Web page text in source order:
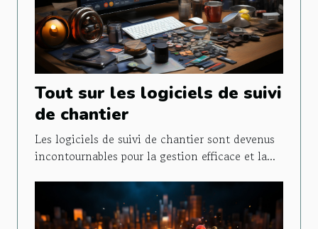
Tout sur les logiciels de suivi
de chantier
Les logiciels de suivi de chantier sont devenus
incontournables pour la gestion efficace et la...